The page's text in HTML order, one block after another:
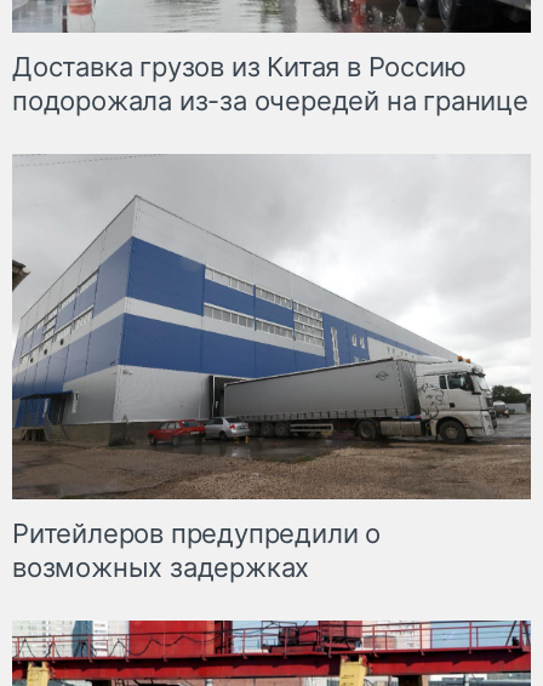
Доставка грузов из Китая в Россию
подорожала из-за очередей на границе
Ритейлеров предупредили о
возможных задержках